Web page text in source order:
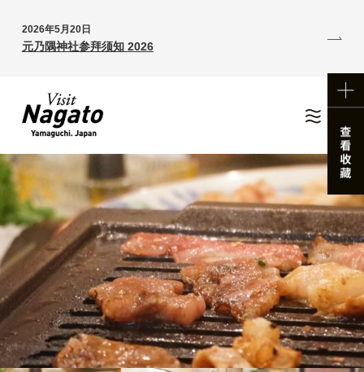
2026年5月20日
元乃隅神社参拜须知 2026